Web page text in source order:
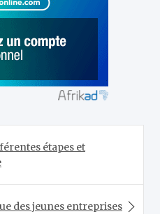
étapes et
des jeunes entreprises